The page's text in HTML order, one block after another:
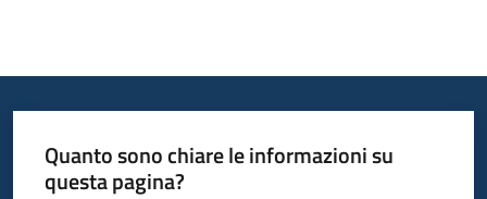
Quanto sono chiare le informazioni su
questa pagina?